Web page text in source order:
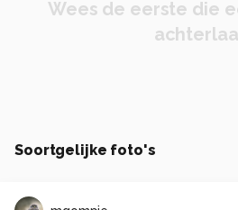
Wees de eerste die
Soortgelijke foto's